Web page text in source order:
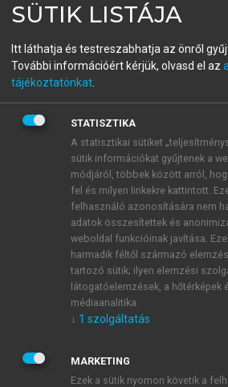
fiókoddal,vagy hozz
A regisztráció után apróbaidőszak
BELÉPÉS SAJÁT
ÚJ FIÓK LÉTREHOZÁSA
1 óra díjmentes hozzáférés
E-MAIL-CÍM
JELSZÓ
SÜTIK LISTÁJA
Itt láthatja és testreszabhatja az önről
További információért kérjük, olvasd el az
tájékoztatónkat
STATISZTIKA
A statisztikai sütiket
sütik információkat gyűjtenek a
módjáról, többek között arról,
fel és milyen linkekre kattintott.
felhasználó azonosítására nem
adatok összesítettek és
weboldal funkcióinak javítása.
harmadik féltől származó
tartozó sütik; ilyen elemzési
látogatóelemzések, a hőtérképek
médiaanalitika.
↓ 1 szolgáltatás
MARKETING
Ezek a sütik nyomon követik a